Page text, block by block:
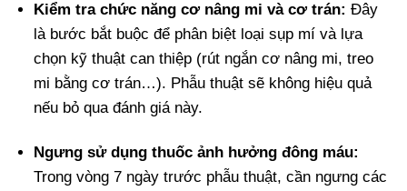
Kiểm tra chức năng cơ nâng mi và cơ trán: Đây
là bước bắt buộc để phân biệt loại sụp mí và lựa
chọn kỹ thuật can thiệp (rút ngắn cơ nâng mi, treo
mi bằng cơ trán…). Phẫu thuật sẽ không hiệu quả
nếu bỏ qua đánh giá này.
Ngưng sử dụng thuốc ảnh hưởng đông máu:
Trong vòng 7 ngày trước phẫu thuật, cần ngưng các